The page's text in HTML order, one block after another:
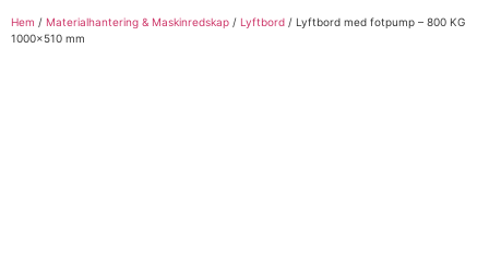
Hem / Materialhantering & Maskinredskap / Lyftbord / Lyftbord med fotpump – 800 KG
1000×510 mm